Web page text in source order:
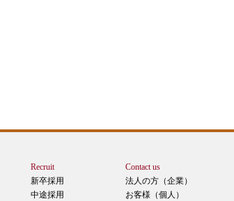
Recruit
新卒採用
中途採用
Contact us
法人の方（企業）
お客様（個人）